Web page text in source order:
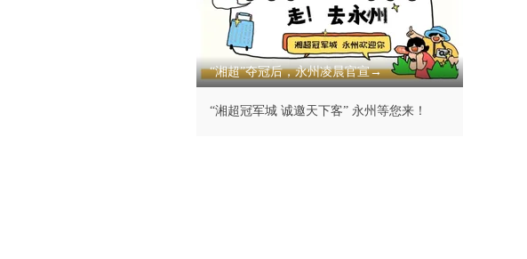
“湘超”夺冠后，永州凌晨官宣→
“湘超冠军城 诚邀天下客” 永州等您来！